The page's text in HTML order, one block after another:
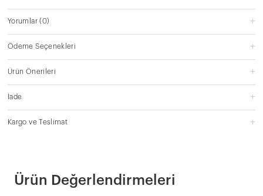
Yorumlar(0)
Ödeme Seçenekleri
Ürün Önerileri
İade
Kargo ve Teslimat
Ürün Değerlendirmeleri